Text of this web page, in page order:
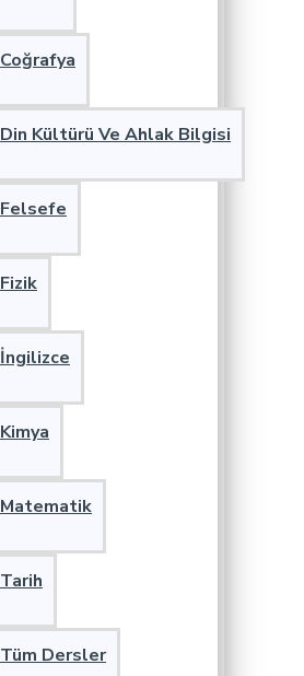
Coğrafya
Din Kültürü Ve Ahlak Bilgisi
Felsefe
Fizik
İngilizce
Kimya
Matematik
Tarih
Tüm Dersler